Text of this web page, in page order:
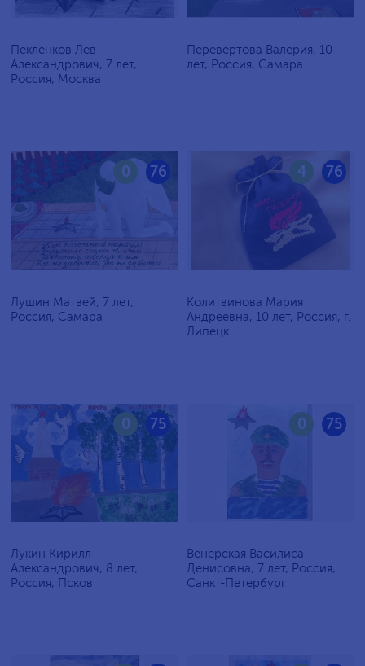
Пекленков Лев
Александрович, 7 лет,
Россия, Москва
Перевертова Валерия, 10
лет, Россия, Самара
76
0
Лушин Матвей, 7 лет,
Россия, Самара
76
4
Колитвинова Мария
Андреевна, 10 лет, Россия, г.
Липецк
75
0
Лукин Кирилл
Александрович, 8 лет,
Россия, Псков
75
0
Венерская Василиса
Денисовна, 7 лет, Россия,
Санкт-Петербург